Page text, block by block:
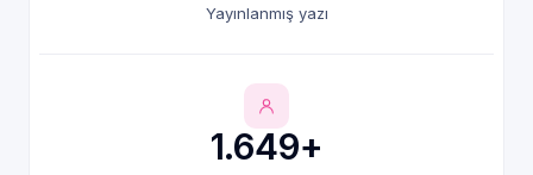
Yayınlanmış yazı
1.649+